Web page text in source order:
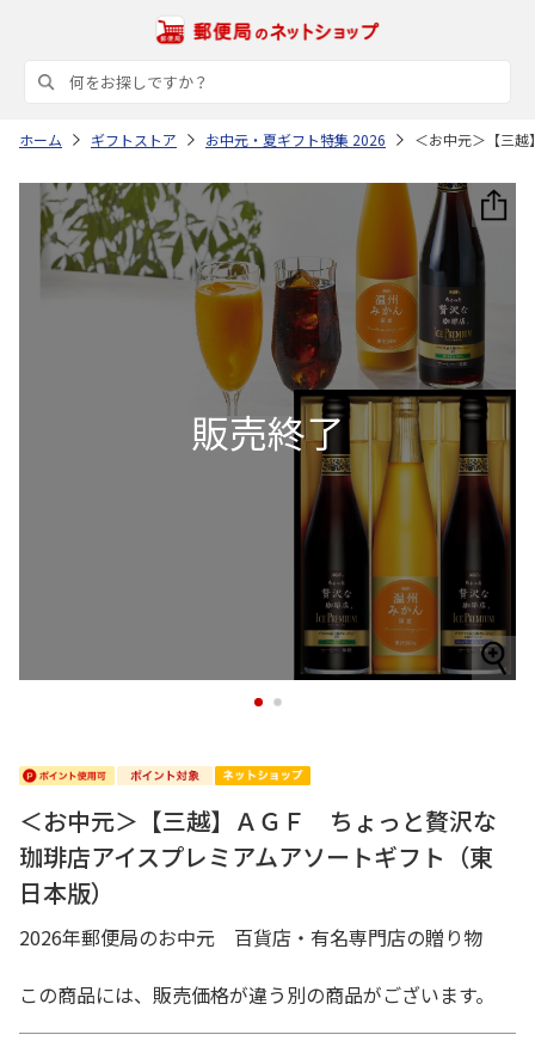
ホーム ギフトストア お中元・夏ギフト特集 2026 ＜お中元＞【三
1 2
＜お中元＞【三越】ＡＧＦ ちょっと贅沢な
珈琲店アイスプレミアムアソートギフト（東
日本版）
2026年郵便局のお中元 百貨店・有名専門店の贈り物
この商品には、販売価格が違う別の商品がございます。